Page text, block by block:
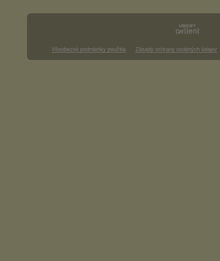
Všeobecné podmienky použitia Zásady ochrany osobných údajov